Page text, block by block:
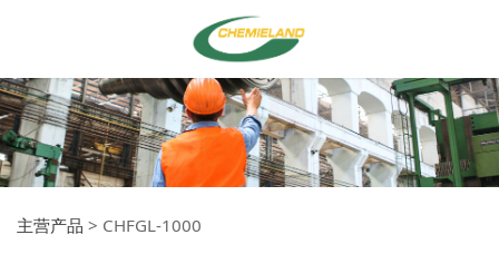
主营产品 > CHFGL-1000